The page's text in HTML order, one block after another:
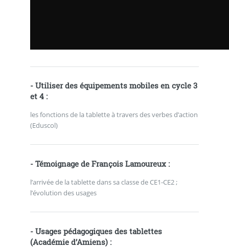
- Utiliser des équipements mobiles en cycle 3
et 4:
les fonctions de la tablette à travers des verbes d’action
(Eduscol)
- Témoignage de François Lamoureux:
l’arrivée de la tablette dans sa classe de CE1-CE2 ;
l’évolution des usages
- Usages pédagogiques des tablettes
(Académie d’Amiens) :